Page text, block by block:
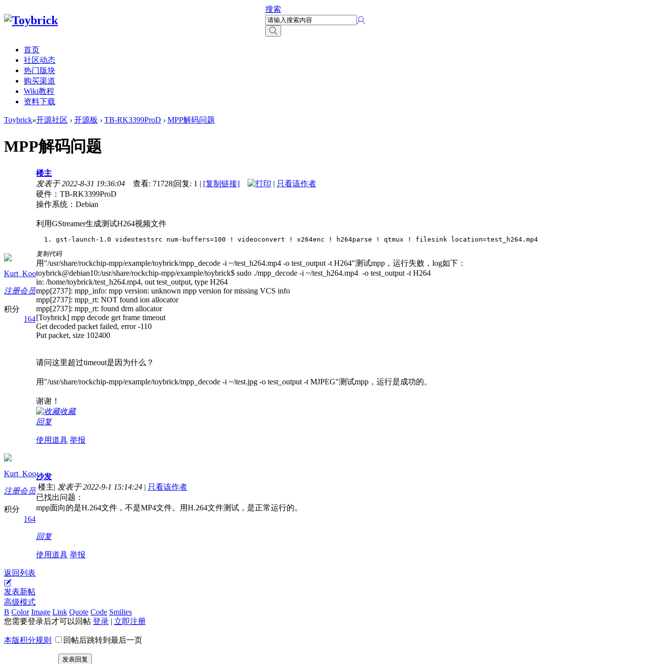
搜索
首页
社区动态
热门版块
购买渠道
Wiki教程
资料下载
Toybrick»开源社区 › 开源板 › TB-RK3399ProD › MPP解码问题
MPP解码问题
Kurt_Koo
注册会员
积分
164
楼主
发表于 2022-8-31 19:36:04
查看: 71728|回复: 1 | [复制链接] | 只看该作者
硬件：TB-RK3399ProD
操作系统：Debian
利用GStreamer生成测试H264视频文件
gst-launch-1.0 videotestsrc num-buffers=100 ! videoconvert ! x264enc ! h264parse ! qtmux ! filesink location=test_h264.mp4
复制代码
用"/usr/share/rockchip-mpp/example/toybrick/mpp_decode -i ~/test_h264.mp4 -o test_output -t H264"测试mpp，运行失败，log如下：
toybrick@debian10:/usr/share/rockchip-mpp/example/toybrick$ sudo ./mpp_decode -i ~/test_h264.mp4 -o test_output -t H264
in: /home/toybrick/test_h264.mp4, out test_output, type H264
mpp[2737]: mpp_info: mpp version: unknown mpp version for missing VCS info
mpp[2737]: mpp_rt: NOT found ion allocator
mpp[2737]: mpp_rt: found drm allocator
[Toybrick] mpp decode get frame timeout
Get decoded packet failed, error -110
Put packet, size 102400
请问这里超过timeout是因为什么？
用"/usr/share/rockchip-mpp/example/toybrick/mpp_decode -i ~/test.jpg -o test_output -t MJPEG"测试mpp，运行是成功的。
谢谢！
收藏
回复
使用道具 举报
Kurt_Koo
注册会员
积分
164
沙发
楼主| 发表于 2022-9-1 15:14:24 | 只看该作者
已找出问题：
mpp面向的是H.264文件，不是MP4文件。用H.264文件测试，是正常运行的。
回复
使用道具 举报
返回列表
发表新帖
高级模式
B Color Image Link Quote Code Smilies
您需要登录后才可以回帖 登录 | 立即注册
本版积分规则 回帖后跳转到最后一页
发表回复